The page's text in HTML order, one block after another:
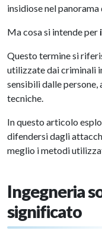
insidiose nel
Ma cosa si intende per
Questo termine si
utilizzate dai criminali
sensibili dalle persone,
tecniche.
In questo articolo
difendersi dagli
meglio i metodi
Ingegneria
significato